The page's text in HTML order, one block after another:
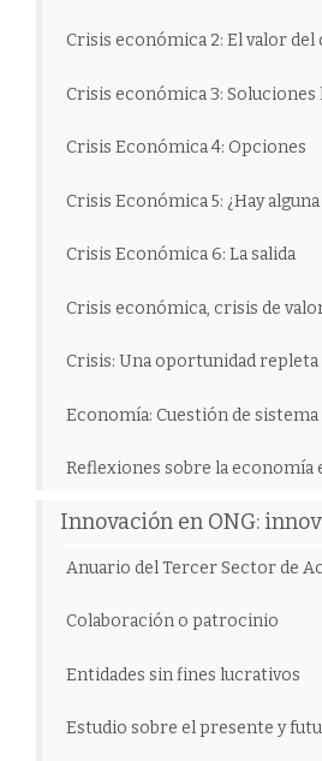
Crisis económica 2: El valor del
Crisis económica 3: Soluciones
Crisis Económica 4: Opciones
Crisis Económica 5: ¿Hay
Crisis Económica 6: La salida
Crisis económica, crisis de
Crisis: Una oportunidad repleta
Economía: Cuestión de sistema
Reflexiones sobre la economía
Innovación en ONG:
Anuario del Tercer Sector de
Colaboración o patrocinio
Entidades sin fines lucrativos
Estudio sobre el presente y